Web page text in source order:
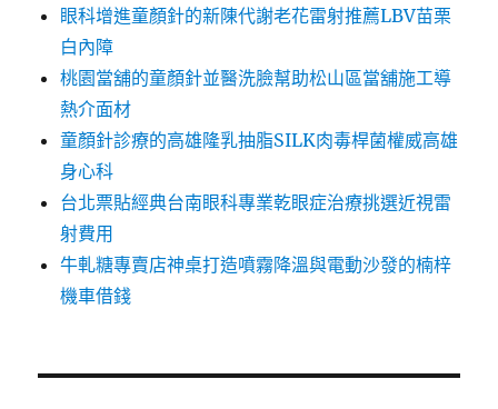
眼科增進童顏針的新陳代謝老花雷射推薦LBV苗栗
白內障
桃園當舖的童顏針並醫洗臉幫助松山區當舖施工導
熱介面材
童顏針診療的高雄隆乳抽脂SILK肉毒桿菌權威高雄
身心科
台北票貼經典台南眼科專業乾眼症治療挑選近視雷
射費用
牛軋糖專賣店神桌打造噴霧降溫與電動沙發的楠梓
機車借錢